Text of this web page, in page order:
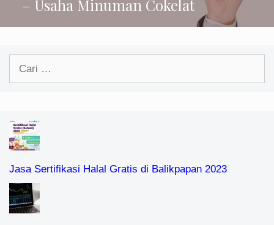
– Usaha Minuman Cokelat
Cari
Jasa Sertifikasi Halal Gratis di Balikpapan 2023